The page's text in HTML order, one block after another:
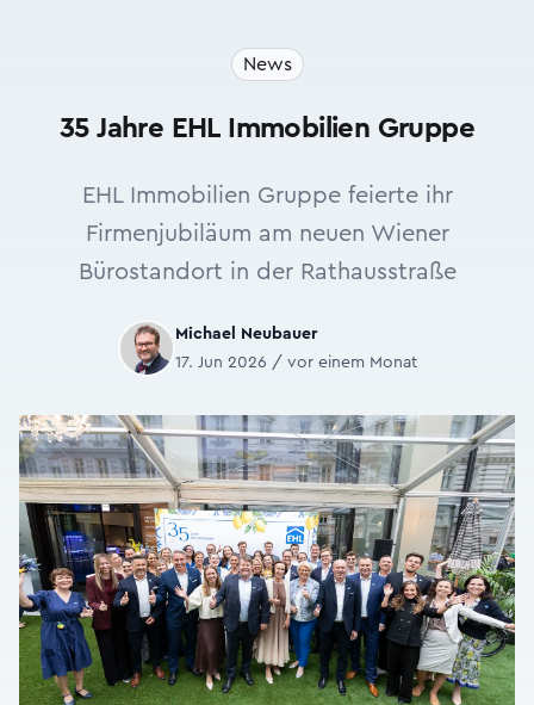
News
35 Jahre EHL Immobilien Gruppe
EHL Immobilien Gruppe feierte ihr
Firmenjubiläum am neuen Wiener
Bürostandort in der Rathausstraße
Michael Neubauer
17. Jun 2026 / vor einem Monat